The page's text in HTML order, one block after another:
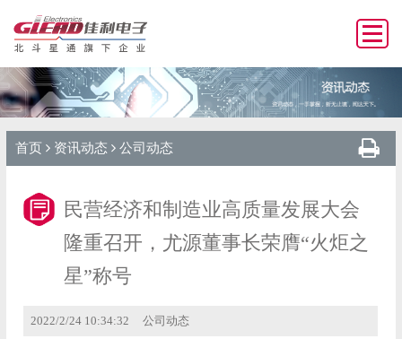
首页 资讯动态 公司动态
民营经济和制造业高质量发展大会
隆重召开，尤源董事长荣膺“火炬之
星”称号
2022/2/24 10:34:32 公司动态